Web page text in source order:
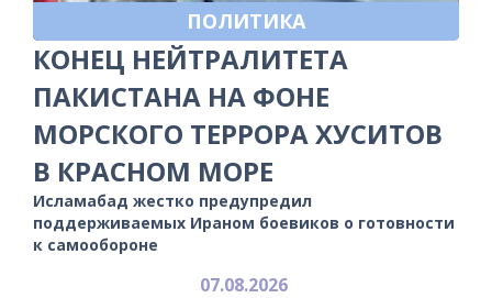
ПОЛИТИКА
КОНЕЦ НЕЙТРАЛИТЕТА
ПАКИСТАНА НА ФОНЕ
МОРСКОГО ТЕРРОРА ХУСИТОВ
В КРАСНОМ МОРЕ
Исламабад жестко предупредил
поддерживаемых Ираном боевиков о готовности
к самообороне
07.08.2026